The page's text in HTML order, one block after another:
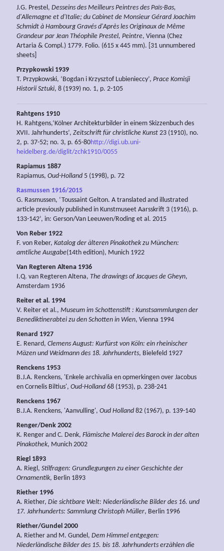
J.G. Prestel, Desseins des Meilleurs Peintres des Païs-Bas,
d'Allemagne et d'Italie; du Cabinet de Monsieur Gérard Joachim
Schmidt à Hambourg Gravés d'Après les Originaux de Même
Grandeur par Jean Théophile Prestel, Peintre, Vienna (Chez
Artaria & Compl.) 1779. Folio. (615 x 445 mm). [31 unnumbered
sheets]
Przypkowski 1939
T. Przypkowski, ‘Bogdan i Krzysztof Lubienieccy’, Prace Komisji
Historii Sztuki, 8 (1939) no. 1, p. 2-105
Rahtgens 1910
H. Rahtgens,‘Kölner Architekturbilder in einem Skizzenbuch des
XVII. Jahrhunderts’, Zeitschrift für christliche Kunst 23 (1910), no.
2, p. 37-52; no. 3, p. 65-80http://digi.ub.uni-
heidelberg.de/diglit/zchk1910/0055
Rapiamus 1887
Rapiamus, Oud-Holland 5 (1998), p. 72
Rasmussen 1916/2015
G. Rasmussen, ‘Toussaint Gelton. A translated and illustrated
article previously published in Kunstmuseet Aarsskrift 3 (1916), p.
133-142‘, in: Gerson/Van Leeuwen/Roding et al. 2015
Von Reber 1922
F. von Reber, Katalog der älteren Pinakothek zu München:
amtliche Ausgabe(14th edition), Munich 1922
Van Regteren Altena 1936
I.Q. van Regteren Altena, The drawings of Jacques de Gheyn,
Amsterdam 1936
Reiter et al. 1994
V. Reiter et al., Museum im Schottenstift : Kunstsammlungen der
Benediktinerabtei zu den Schotten in Wien, Vienna 1994
Renard 1927
E. Renard, Clemens August: Kurfürst von Köln: ein rheinischer
Mäzen und Weidmann des 18. Jahrhunderts, Bielefeld 1927
Renckens 1953
B.J.A. Renckens, 'Enkele archivalia en opmerkingen over Jacobus
en Cornelis Biltius', Oud-Holland 68 (1953), p. 238-241
Renckens 1967
B.J.A. Renckens, 'Aanvulling', Oud Holland 82 (1967), p. 139-140
Renger/Denk 2002
K. Renger and C. Denk, Flämische Malerei des Barock in der alten
Pinakothek, Munich 2002
Riegl 1893
A. Riegl, Stilfragen: Grundlegungen zu einer Geschichte der
Ornamentik, Berlin 1893
Riether 1996
A. Riether, Die sichtbare Welt: Niederländische Bilder des 16. und
17. Jahrhunderts: Sammlung Christoph Müller, Berlin 1996
Riether/Gundel 2000
A. Riether and M. Gundel, Dem Himmel entgegen:
Niederländische Bilder des 15. bis 18. Jahrhunderts erzählen die